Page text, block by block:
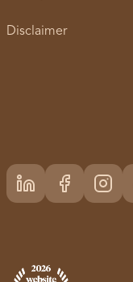
Disclaimer